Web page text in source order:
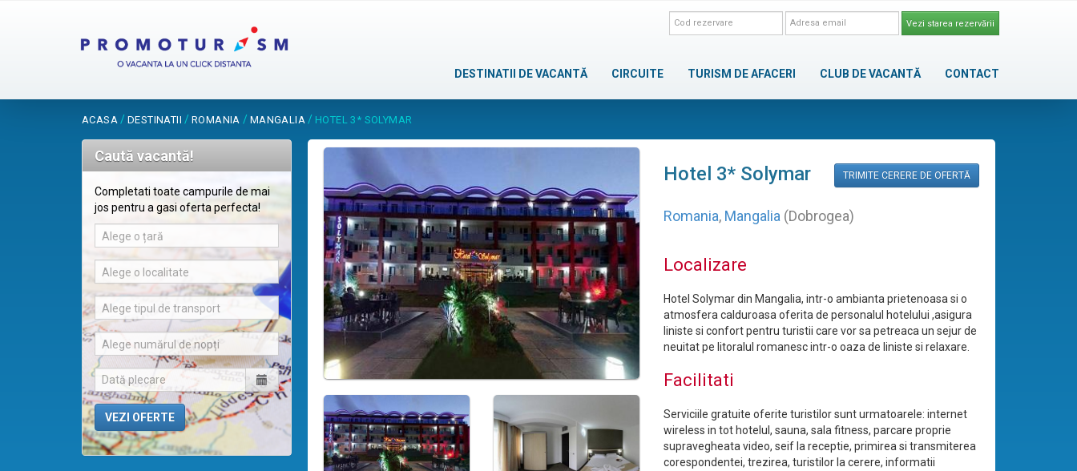
Vezi starea rezervării
DESTINATII DE VACANTĂ CIRCUITE TURISM DE AFACERI CLUB DE VACANTĂ CONTACT
ACASA / DESTINATII / ROMANIA / MANGALIA / HOTEL 3* SOLYMAR
Caută vacantă!
Completati toate campurile de mai
jos pentru a gasi oferta perfecta!
Alege o țară
Alege o localitate
Alege tipul de transport
Alege numărul de nopți
Hotel 3* Solymar TRIMITE CERERE DE OFERTĂ
Romania, Mangalia (Dobrogea)
Localizare
Hotel Solymar din Mangalia, intr-o ambianta prietenoasa si o
atmosfera calduroasa oferita de personalul hotelului ,asigura
liniste si confort pentru turistii care vor sa petreaca un sejur de
neuitat pe litoralul romanesc intr-o oaza de liniste si relaxare.
Facilitati
Serviciile gratuite oferite turistilor sunt urmatoarele: internet
wireless in tot hotelul, sauna, sala fitness, parcare proprie
supravegheata video, seif la receptie, primirea si transmiterea
corespondentei, trezirea, turistilor la cerere, informatii